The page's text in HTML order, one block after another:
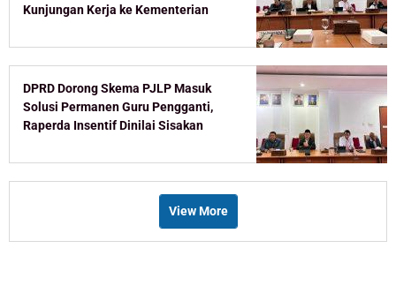
Kunjungan Kerja ke Kementerian
DPRD Dorong Skema PJLP Masuk
Solusi Permanen Guru Pengganti,
Raperda Insentif Dinilai Sisakan
View More